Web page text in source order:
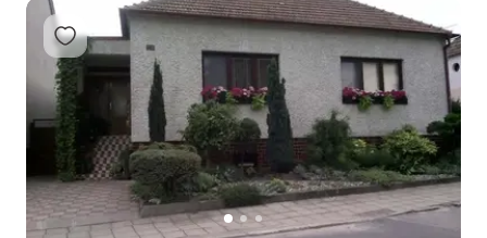
2 3
Přidat do oblíbených